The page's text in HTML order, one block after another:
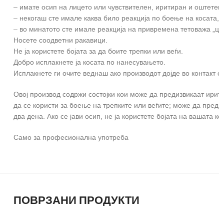
– имате осип на лицето или чувствителен, иритиран и
– некогаш сте имале каква било реакција по боење на косата,
– во минатото сте имале реакција на привремена тетоважа
Носете соодветни ракавици.
Не ја користете бојата за да боите трепки или веѓи.
Добро исплакнете ја косата по нанесувањето.
Исплакнете ги очите веднаш ако производот дојде во контакт
Овој производ содржи состојки кои може да предизвикаат
да се користи за боење на трепките или веѓите; може да
два дена. Ако се јави осип, не ја користете бојата на вашата
Само за професионална употреба
ПОВРЗАНИ ПРОДУКТИ